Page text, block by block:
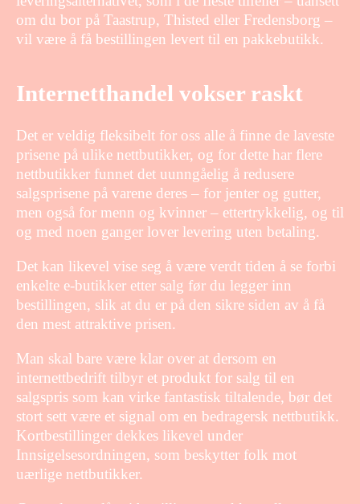
om du bor på Taastrup, Thisted eller Fredensborg –
vil være å få bestillingen levert til en pakkebutikk.
Internetthandel vokser raskt
Det er veldig fleksibelt for oss alle å finne de laveste
prisene på ulike nettbutikker, og for dette har flere
nettbutikker funnet det uunngåelig å redusere
salgsprisene på varene deres – for jenter og gutter,
men også for menn og kvinner – ettertrykkelig, og til
og med noen ganger lover levering uten betaling.
Det kan likevel vise seg å være verdt tiden å se forbi
enkelte e-butikker etter salg før du legger inn
bestillingen, slik at du er på den sikre siden av å få
den mest attraktive prisen.
Man skal bare være klar over at dersom en
internettbedrift tilbyr et produkt for salg til en
salgspris som kan virke fantastisk tiltalende, bør det
stort sett være et signal om en bedragersk nettbutikk.
Kortbestillinger dekkes likevel under
Innsigelsesordningen, som beskytter folk mot
uærlige nettbutikker.